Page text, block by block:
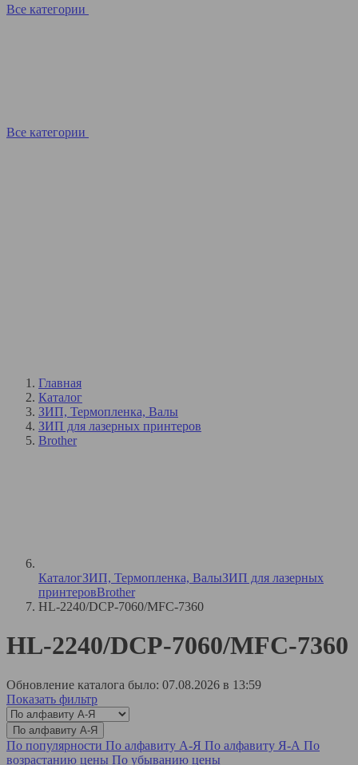
Все категории
Все категории
Главная
Каталог
ЗИП, Термопленка, Валы
ЗИП для лазерных принтеров
Brother
КаталогЗИП, Термопленка, ВалыЗИП для лазерных
принтеровBrother
HL-2240/DCP-7060/MFC-7360
HL-2240/DCP-7060/MFC-7360
Обновление каталога было: 07.08.2026 в 13:59
Показать фильтр
По алфавиту А-Я
По популярности По алфавиту А-Я По алфавиту Я-А По
возрастанию цены По убыванию цены